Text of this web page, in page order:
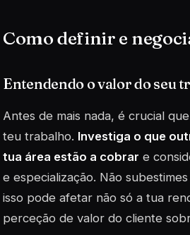
Como definir e
Entendendo o valor do seu
Antes de mais nada, é crucial
teu trabalho. Investiga o que
tua área estão a cobrar e
e especialização. Não
isso pode afetar não só a tua
perceção de valor do cliente